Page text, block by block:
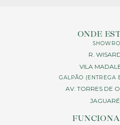
ONDE
R.
VILA
GALPÃO (ENTREGA
AV. TORRES DE